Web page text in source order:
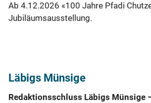
Ab 4.12.2026 «100 Jahre Pfadi
Jubiläumsausstellung.
Läbigs Münsige
Redaktionsschluss Läbigs Münsige